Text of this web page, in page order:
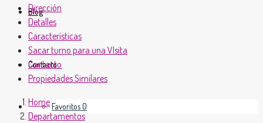
Blog
Contacto
Favoritos0
Dirección
Detalles
Características
Sacar turno para una VIsita
Contacto
Propiedades Similares
Home
Departamentos